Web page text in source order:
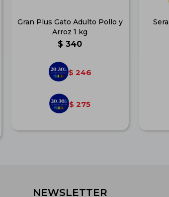
Gran Plus Gato Adulto Pollo y
Arroz 1 kg
$ 340
$ 246
$ 275
NEWSLETTER